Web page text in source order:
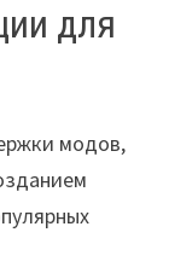
для
модов,